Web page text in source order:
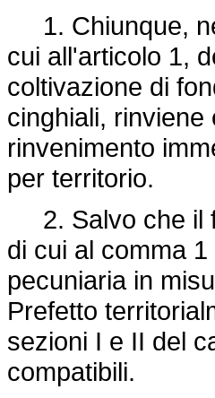
1. Chiunque,
cui all'articolo 1,
coltivazione di
cinghiali,
rinvenimento
per territorio.
2. Salvo che il
di cui al comma
pecuniaria in
Prefetto
sezioni I e II del
compatibili.